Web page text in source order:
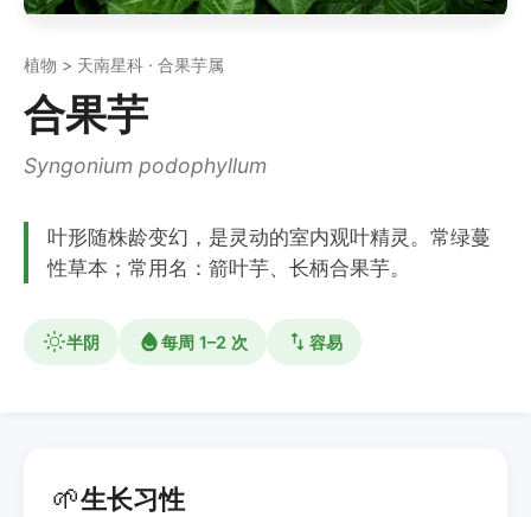
植物 > 天南星科 · 合果芋属
合果芋
Syngonium podophyllum
叶形随株龄变幻，是灵动的室内观叶精灵。常绿蔓
性草本；常用名：箭叶芋、长柄合果芋。
半阴 每周 1–2 次 容易
🌱生长习性